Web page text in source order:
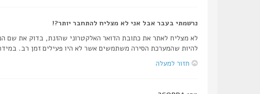
נרשמתי בעבר אבל אני לא מצליח להתחבר יותר?!
לא מצליח לאתר את כתובת הדואר האלקטרוני שהזנת, בדוק את שם
להיות שהמערכת הסירה משתמשים אשר לא היו פעילים זמן רב.
חזור למעלה